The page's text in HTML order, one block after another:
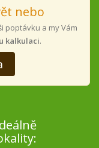
nebo
poptávku a my Vám
kalkulaci.